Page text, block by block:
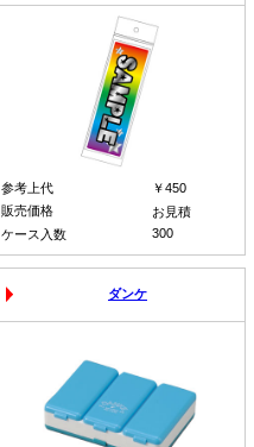
参考上代
￥450
販売価格
お見積
ケース入数
300
ダンケ